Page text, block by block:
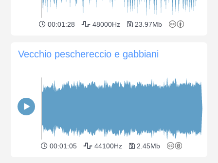
00:01:28 48000Hz 23.97Mb
Vecchio peschereccio e gabbiani
00:01:05 44100Hz 2.45Mb